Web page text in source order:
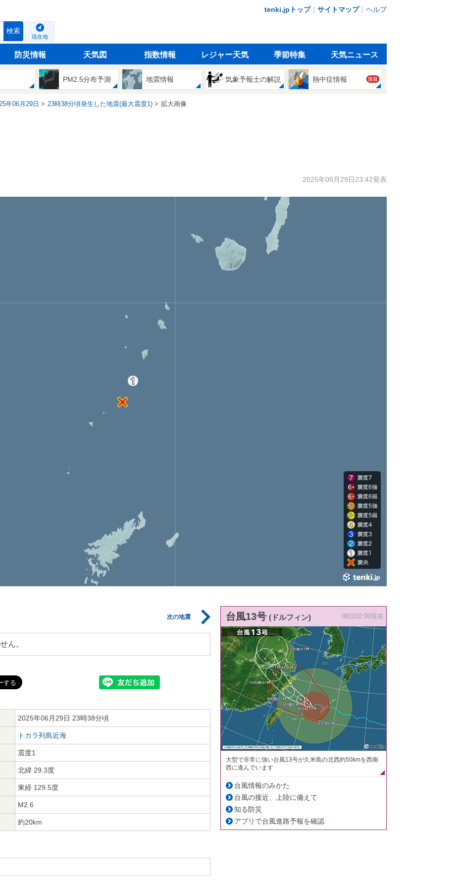
tenki.jpトップ｜ サイトマップ｜ ヘルプ
検索
現在地
防災情報 天気図 指数情報 レジャー天気 季節特集 天気ニュース
PM2.5分布予測 地震情報 気象予報士の解説 熱中症情報 注目
年06月29日 23時38分頃発生した地震(最大震度1) 拡大画像
2025年06月29日23:42発表
次の地震
ん。
2025年06月29日 23時38分頃
トカラ列島近海
震度1
北緯 29.3度
東経 129.5度
M2.6
約20km
台風13号 (ドルフィン) 08日02:00現在
大型で非常に強い台風13号が久米島の北西約50kmを西南
西に進んでいます
台風情報のみかた
台風の接近、上陸に備えて
知る防災
アプリで台風進路予報を確認